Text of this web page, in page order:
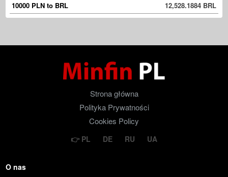
10000 PLN to BRL
12,528.1884 BRL
Strona główna
Polityka Prywatności
Cookies Policy
PL DE RU UA
O nas